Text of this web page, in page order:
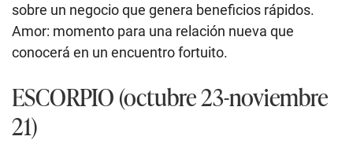
sobre un negocio que genera beneficios rápidos.
Amor: momento para una relación nueva que
conocerá en un encuentro fortuito.
ESCORPIO (octubre 23-noviembre
21)